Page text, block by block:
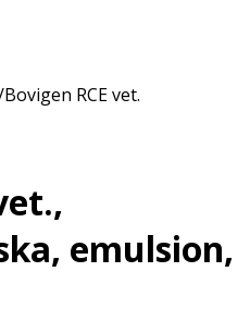
Bovigen RCE vet.
emulsion,